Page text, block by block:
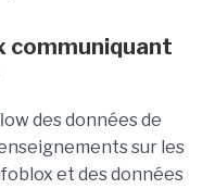
communiquant
des données de
sur les
et des données